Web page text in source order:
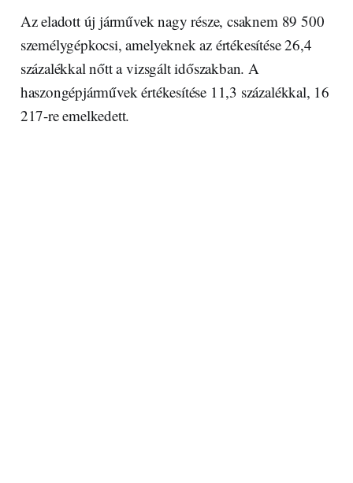
Az eladott új járművek nagy része, csaknem 89 500
személygépkocsi, amelyeknek az értékesítése 26,4
százalékkal nőtt a vizsgált időszakban. A
haszongépjárművek értékesítése 11,3 százalékkal, 16
217-re emelkedett.